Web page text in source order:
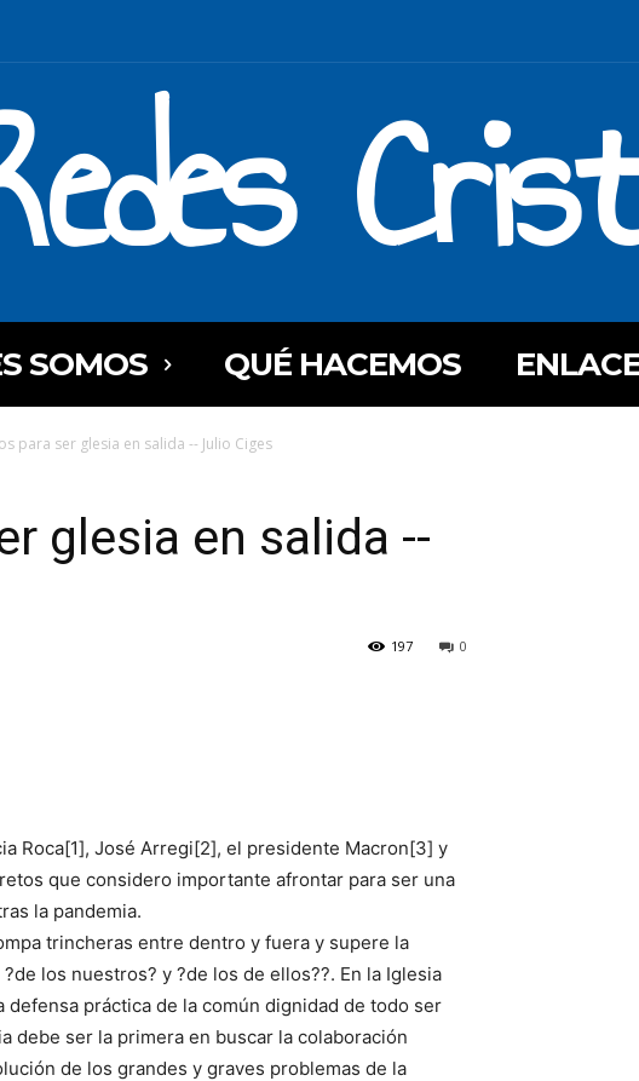
SOMOS QUÉ HACEMOS
para ser glesia en salida -- Julio Ciges
glesia en salida --
0
197
Roca[1], José Arregi[2], el presidente Macron[3] y
que considero importante afrontar para ser una
la pandemia.
trincheras entre dentro y fuera y supere la
los nuestros? y ?de los de ellos??. En la Iglesia
práctica de la común dignidad de todo ser
debe ser la primera en buscar la colaboración
de los grandes y graves problemas de la